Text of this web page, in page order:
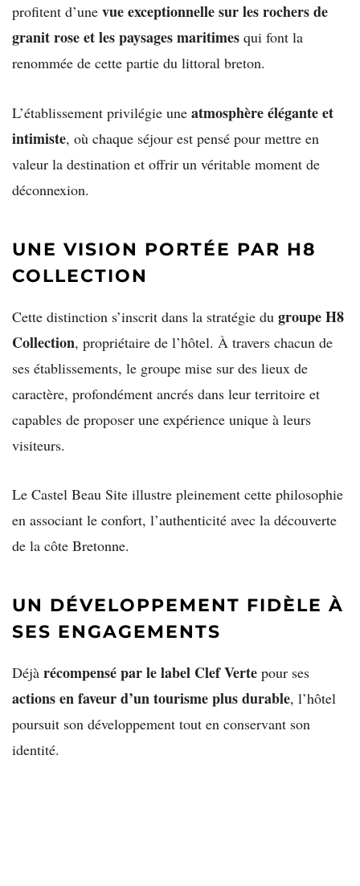
profitent d’une vue exceptionnelle sur les rochers de
granit rose et les paysages maritimes qui font la
renommée de cette partie du littoral breton.
L’établissement privilégie une atmosphère élégante et
intimiste, où chaque séjour est pensé pour mettre en
valeur la destination et offrir un véritable moment de
déconnexion.
UNE VISION PORTÉE PAR H8
COLLECTION
Cette distinction s’inscrit dans la stratégie du groupe H8
Collection, propriétaire de l’hôtel. À travers chacun de
ses établissements, le groupe mise sur des lieux de
caractère, profondément ancrés dans leur territoire et
capables de proposer une expérience unique à leurs
visiteurs.
Le Castel Beau Site illustre pleinement cette philosophie
en associant le confort, l’authenticité avec la découverte
de la côte Bretonne.
UN DÉVELOPPEMENT FIDÈLE À
SES ENGAGEMENTS
Déjà récompensé par le label Clef Verte pour ses
actions en faveur d’un tourisme plus durable, l’hôtel
poursuit son développement tout en conservant son
identité.